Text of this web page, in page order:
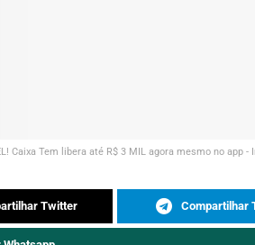
Caixa Tem libera até R$ 3 MIL agora mesmo no app -
Twitter Compartilhar